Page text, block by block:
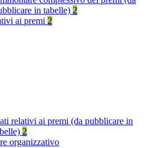
in tabelle) 2
ai premi 2
relativi ai premi (da pubblicare in
2
organizzativo